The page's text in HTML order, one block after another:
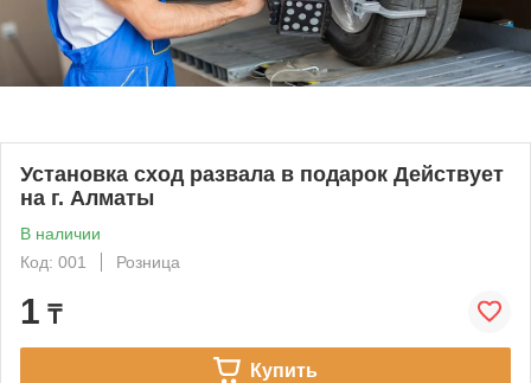
Установка сход развала в подарок Действует
на г. Алматы
В наличии
Код: 001
Розница
1 ₸
Купить